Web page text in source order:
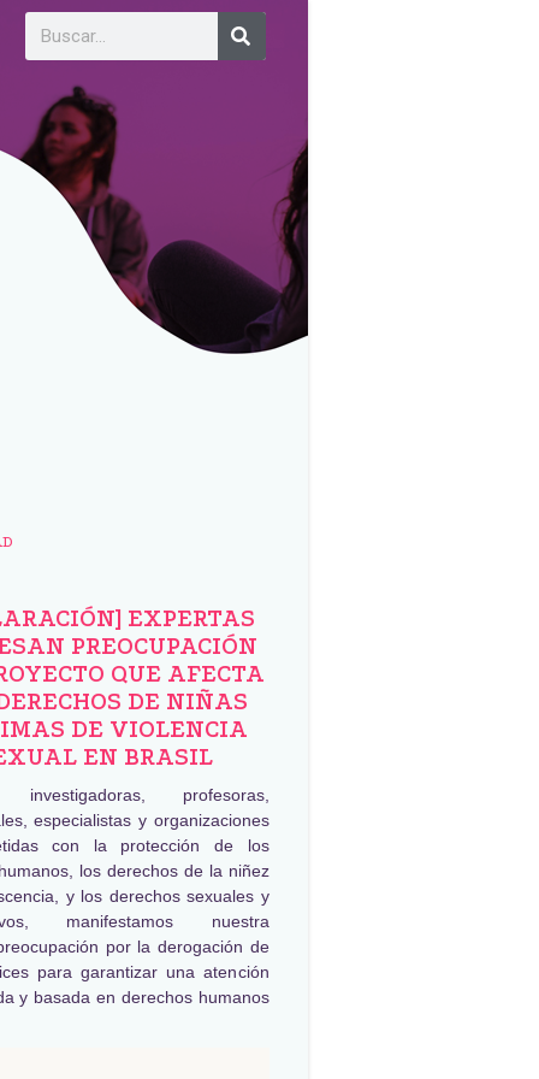
EXPERTAS
PREOCUPACIÓN
QUE AFECTA
DE NIÑAS
DE VIOLENCIA
EN BRASIL
investigadoras, profesoras,
especialistas y organizaciones
con la protección de los
los derechos de la niñez
y los derechos sexuales y
manifestamos nuestra
por la derogación de
para garantizar una atención
y basada en derechos humanos